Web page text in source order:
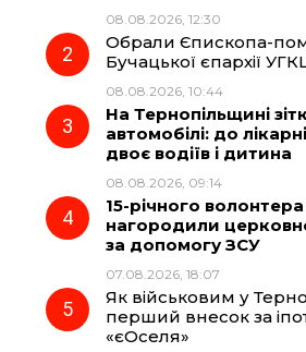
o
o
r
a
08.08.2026, 12:30
Обрали Єпископа-
Бучацької єпархії
08.08.2026, 10:44
На Тернопільщині
автомобілі: до
двоє водіїв і дитина
08.08.2026, 09:14
15-річного волонтера
нагородили
за допомогу ЗСУ
07.08.2026, 18:07
Як військовим у
перший внесок за
«єОселя»